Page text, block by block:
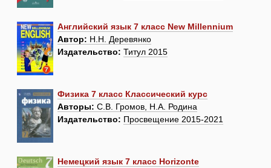
Английский язык 7 класс New Millennium
Автор: Н.Н. Деревянко
Издательство: Титул 2015
Физика 7 класс Классический курс
Авторы: С.В. Громов, Н.А. Родина
Издательство: Просвещение 2015-2021
Немецкий язык 7 класс Horizonte